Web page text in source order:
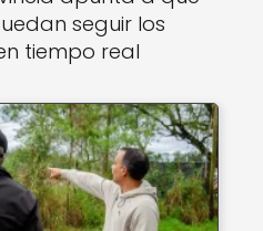
seguir los
tiempo real